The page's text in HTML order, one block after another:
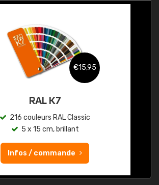
€15,95
RAL K7
216 couleurs RAL Classic
5 x 15 cm, brillant
Infos / commande